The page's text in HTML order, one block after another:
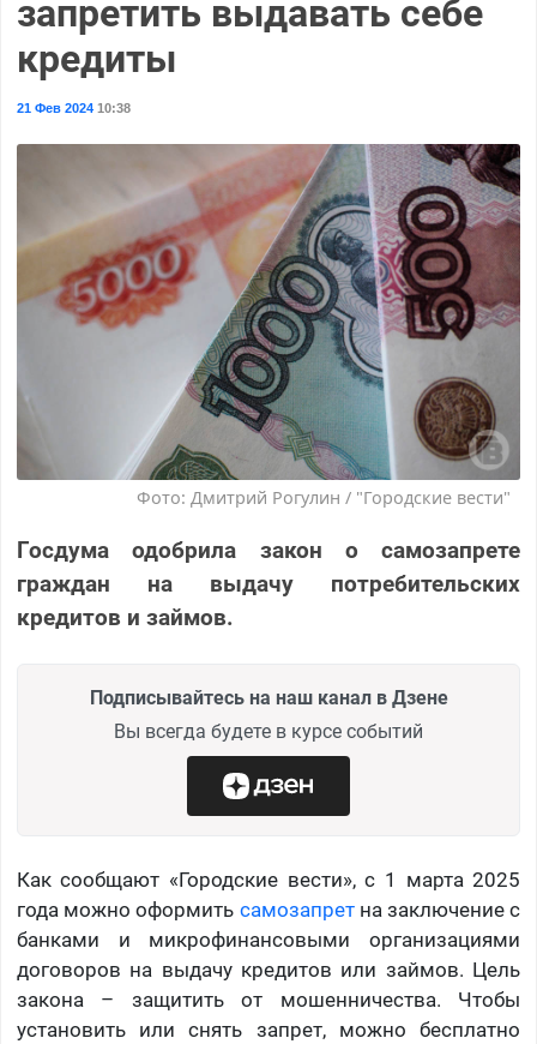
запретить выдавать себе
кредиты
21 Фев 202410:38
Фото: Дмитрий Рогулин / "Городские вести"
Госдума одобрила закон о самозапрете
граждан на выдачу потребительских
кредитов и займов.
Подписывайтесь на наш канал в Дзене
Вы всегда будете в курсе событий
Как сообщают «Городские вести», с 1 марта 2025
года можно оформить самозапретна заключение с
банками и микрофинансовыми организациями
договоров на выдачу кредитов или займов. Цель
закона – защитить от мошенничества. Чтобы
установить или снять запрет, можно бесплатно